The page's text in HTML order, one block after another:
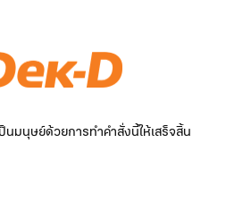
มนุษย์ด้วยการทำคำสั่งนี้ให้เสร็จสิ้น